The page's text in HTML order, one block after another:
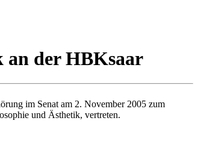
an der HBKsaar
im Senat am 2. November 2005 zum
und Ästhetik, vertreten.